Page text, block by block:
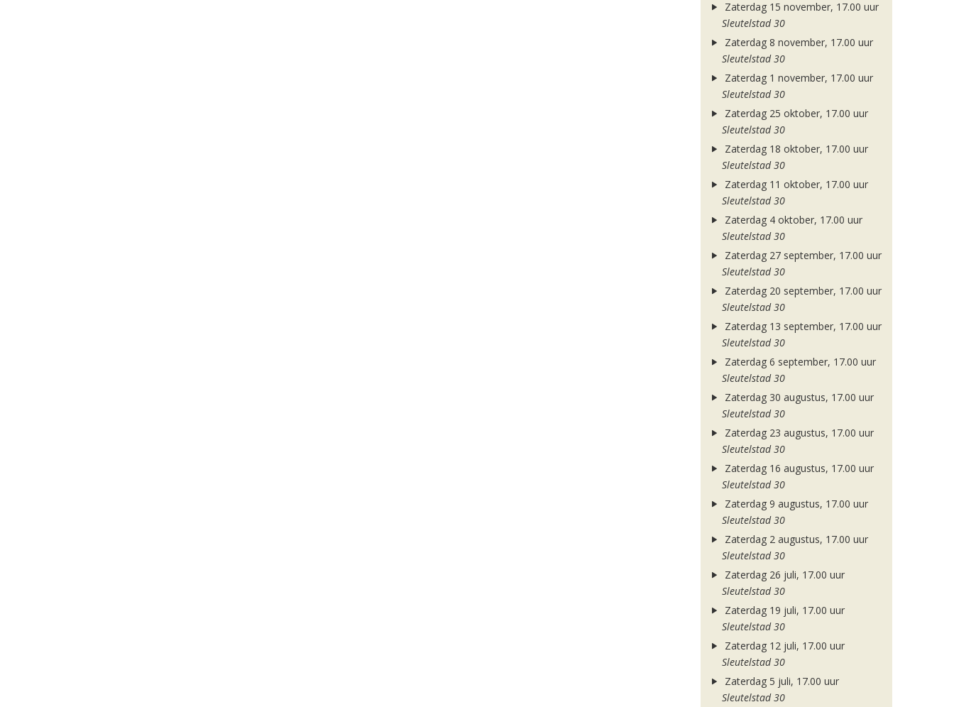
Zaterdag 15 november, 17.00 uur
Sleutelstad 30
Zaterdag 8 november, 17.00 uur
Sleutelstad 30
Zaterdag 1 november, 17.00 uur
Sleutelstad 30
Zaterdag 25 oktober, 17.00 uur
Sleutelstad 30
Zaterdag 18 oktober, 17.00 uur
Sleutelstad 30
Zaterdag 11 oktober, 17.00 uur
Sleutelstad 30
Zaterdag 4 oktober, 17.00 uur
Sleutelstad 30
Zaterdag 27 september, 17.00 uur
Sleutelstad 30
Zaterdag 20 september, 17.00 uur
Sleutelstad 30
Zaterdag 13 september, 17.00 uur
Sleutelstad 30
Zaterdag 6 september, 17.00 uur
Sleutelstad 30
Zaterdag 30 augustus, 17.00 uur
Sleutelstad 30
Zaterdag 23 augustus, 17.00 uur
Sleutelstad 30
Zaterdag 16 augustus, 17.00 uur
Sleutelstad 30
Zaterdag 9 augustus, 17.00 uur
Sleutelstad 30
Zaterdag 2 augustus, 17.00 uur
Sleutelstad 30
Zaterdag 26 juli, 17.00 uur
Sleutelstad 30
Zaterdag 19 juli, 17.00 uur
Sleutelstad 30
Zaterdag 12 juli, 17.00 uur
Sleutelstad 30
Zaterdag 5 juli, 17.00 uur
Sleutelstad 30